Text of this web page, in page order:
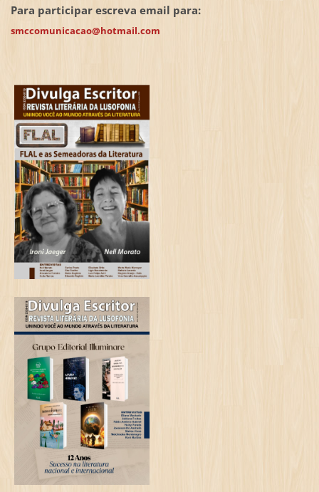
Para participar escreva email para:
smccomunicacao@hotmail.com